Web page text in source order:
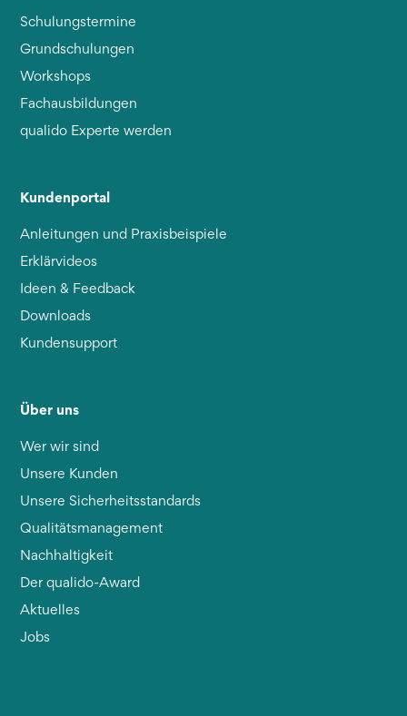
Schulungstermine
Grundschulungen
Workshops
Fachausbildungen
qualido Experte werden
Kundenportal
Anleitungen und Praxisbeispiele
Erklärvideos
Ideen & Feedback
Downloads
Kundensupport
Über uns
Wer wir sind
Unsere Kunden
Unsere Sicherheitsstandards
Qualitätsmanagement
Nachhaltigkeit
Der qualido-Award
Aktuelles
Jobs